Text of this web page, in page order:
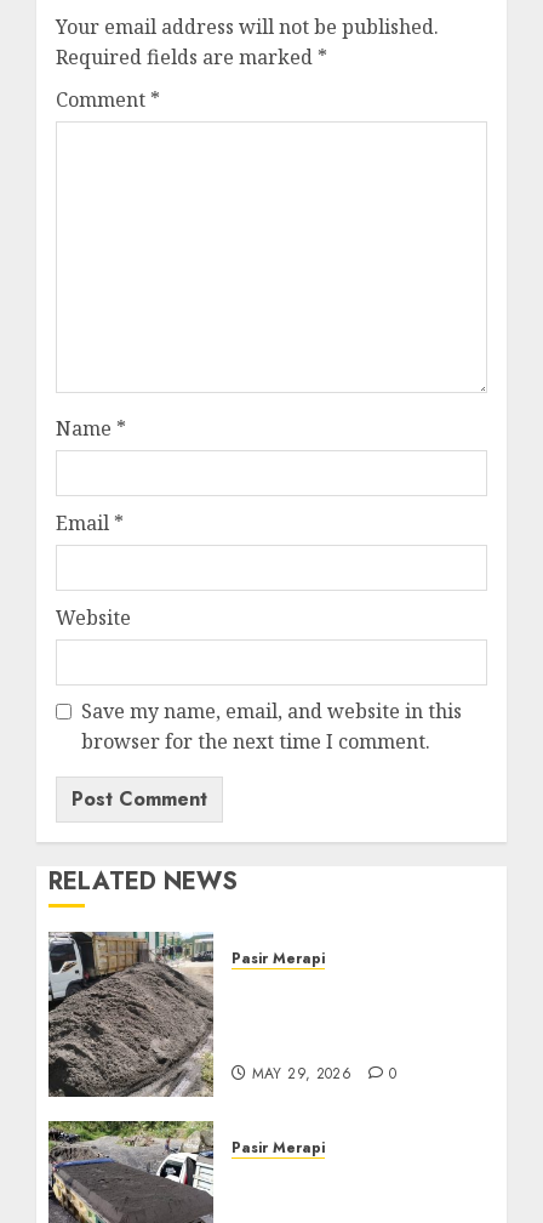
Your email address will not be published.
Required fields are marked *
Comment *
Name *
Email *
Website
Save my name, email, and website in this
browser for the next time I comment.
RELATED NEWS
Pasir Merapi
MAY 29, 2026 0
Pasir Merapi